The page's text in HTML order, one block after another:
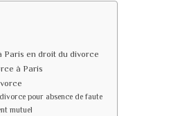
Paris en droit du divorce
à Paris
pour absence de faute
mutuel